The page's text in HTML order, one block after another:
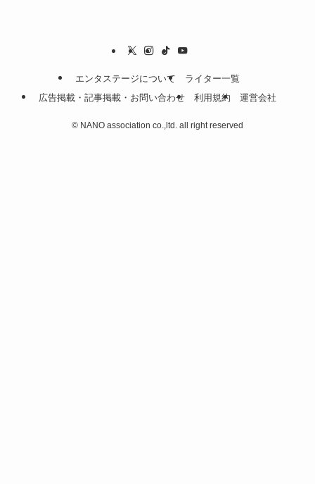
エンタステージについて
ライター一覧
広告掲載・記事掲載・お問い合わせ
利用規約 運営会社
© NANO association co.,ltd. all right reserved